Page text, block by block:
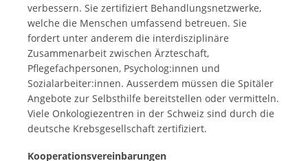
verbessern. Sie zertifiziert Behandlungsnetzwerke,
welche die Menschen umfassend betreuen. Sie
fordert unter anderem die interdisziplinäre
Zusammenarbeit zwischen Ärzteschaft,
Pflegefachpersonen, Psycholog:innen und
Sozialarbeiter:innen. Ausserdem müssen die Spitäler
Angebote zur Selbsthilfe bereitstellen oder vermitteln.
Viele Onkologiezentren in der Schweiz sind durch die
deutsche Krebsgesellschaft zertifiziert.
Kooperationsvereinbarungen